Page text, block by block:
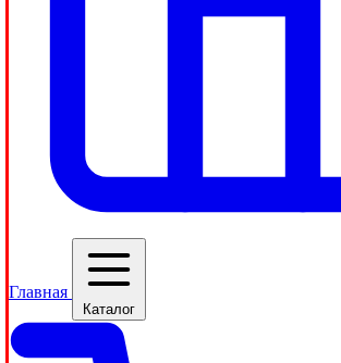
Главная
Каталог